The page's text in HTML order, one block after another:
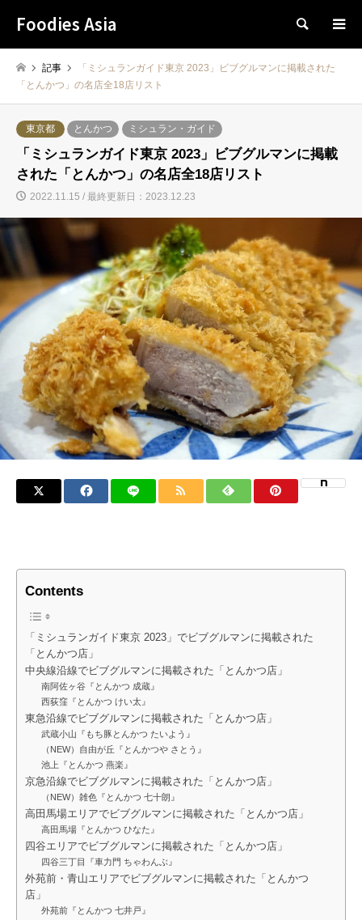
Foodies Asia 検索
記事
「ミシュランガイド東京 2023」ビブグルマンに掲載された
「とんかつ」の名店全18店リスト
東京都 とんかつ ミシュラン・ガイド
「ミシュランガイド東京 2023」ビブグルマンに掲載
された「とんかつ」の名店全18店リスト
2022.11.15 / 最終更新日：2023.12.23
Contents
「ミシュランガイド東京 2023」でビブグルマンに掲載された
「とんかつ店」
中央線沿線でビブグルマンに掲載された「とんかつ店」
南阿佐ヶ谷『とんかつ 成蔵』
西荻窪『とんかつ けい太』
東急沿線でビブグルマンに掲載された「とんかつ店」
武蔵小山『もち豚とんかつ たいよう』
（NEW）自由が丘『とんかつや さとう』
池上『とんかつ 燕楽』
京急沿線でビブグルマンに掲載された「とんかつ店」
（NEW）雑色『とんかつ 七十朗』
高田馬場エリアでビブグルマンに掲載された「とんかつ店」
高田馬場『とんかつ ひなた』
四谷エリアでビブグルマンに掲載された「とんかつ店」
四谷三丁目『車力門 ちゃわんぶ』
外苑前・青山エリアでビブグルマンに掲載された「とんかつ
店」
外苑前『とんかつ 七井戸』